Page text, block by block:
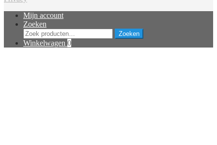
Mijn account
Zoeken
Zoeken
naar:
Zoeken
Winkelwagen 0